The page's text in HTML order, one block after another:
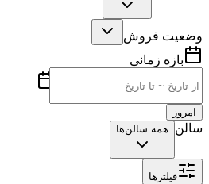
وضعیت فروش
بازه زمانی
امروز
سالن همه سالن‌ها
فیلترها